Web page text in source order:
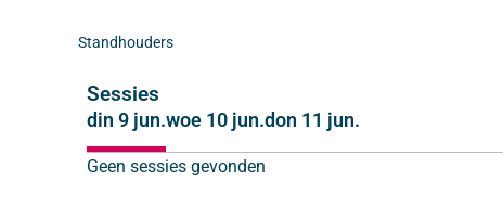
Standhouders
Sessies
din 9 jun.woe 10 jun.don 11 jun.
Geen sessies gevonden